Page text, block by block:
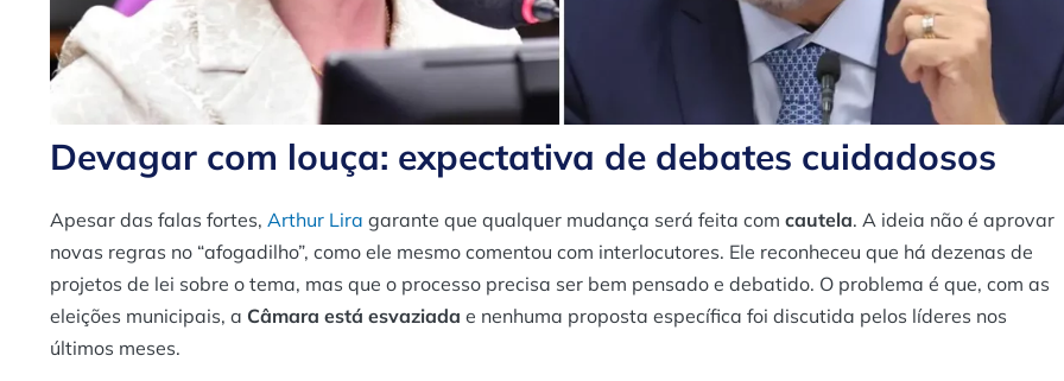
Devagar com louça: expectativa de debates cuidadosos
Apesar das falas fortes, Arthur Lira garante que qualquer mudança será feita com cautela. A ideia não é aprovar
novas regras no “afogadilho”, como ele mesmo comentou com interlocutores. Ele reconheceu que há dezenas de
projetos de lei sobre o tema, mas que o processo precisa ser bem pensado e debatido. O problema é que, com as
eleições municipais, a Câmara está esvaziada e nenhuma proposta específica foi discutida pelos líderes nos
últimos meses.